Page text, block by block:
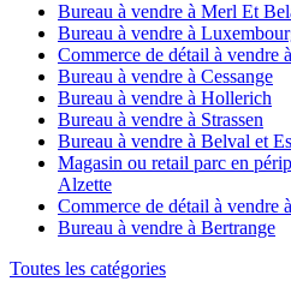
Bureau à vendre à Merl Et
Bureau à vendre à
Commerce de détail à vendre
Bureau à vendre à Cessange
Bureau à vendre à Hollerich
Bureau à vendre à Strassen
Bureau à vendre à Belval et
Magasin ou retail parc en
Alzette
Commerce de détail à vendre
Bureau à vendre à Bertrange
Toutes les catégories